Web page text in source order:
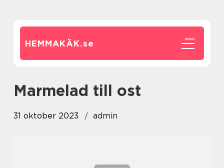
HEMMAKÄK.se
marmelad till ost
31 oktober 2023 admin